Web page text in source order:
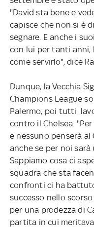
"David sta bene e
capisce che non si è
segnare. E anche i
con lui per tanti anni,
come servirlo", dice
Dunque, la Vecchia
Champions League
Palermo, poi tutti
contro il Chelsea.
e nessuno penserà al
anche se per noi
Sappiamo cosa ci
squadra che sta
confronti ci ha
successo nello
per una prodezza di
partita in cui